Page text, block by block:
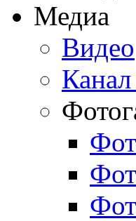
Медиа
Видео